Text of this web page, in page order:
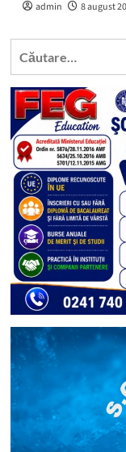
admin 8 august
Caută